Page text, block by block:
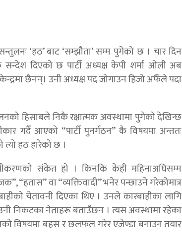
‘हठ’ बाट ‘सम्झौता’ सम्म पुगेको छ । चार दिन
दिएको छ पार्टी अध्यक्ष केपी शर्मा ओली अब
केन्द्रमा छैनन्। उनी अध्यक्ष पद जोगाउन हिजो अफैँले पदा
हिसाबले निकै रक्षात्मक अवस्थामा पुगेको देखिन्छ
गर्दै आएको “पार्टी पुनर्गठन” कै विषयमा अन्ततः
हठ हारेको छ ।
संकेत हो । किनकि केही महिनाअघिसम्म
वा “व्यक्तिवादी” भनेर पन्छाउने गरेकोमात्र
चेतावनी दिएका थिए । उनले कारबाहीका लागि
निकटका नेताहरू बताउँछन । त्यस अवस्थामा रहेका
विषयमा बहस र छलफल गरेर एजेण्डा बनाउन तयार